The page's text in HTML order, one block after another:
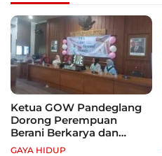
Ketua GOW Pandeglang
Dorong Perempuan
Berani Berkarya dan
Mandiri
GAYA HIDUP